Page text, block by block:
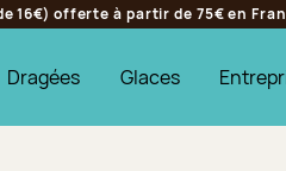
16€) offerte à partir de 75€ en
Dragées Glaces